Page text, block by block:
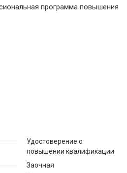
программа повышения
Удостоверение о
повышении квалификации
Заочная